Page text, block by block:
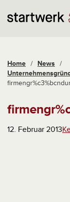
Home / News /
12. Februar 2013